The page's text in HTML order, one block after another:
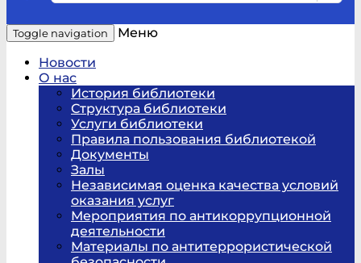
Toggle navigation
Меню
Новости
О нас
История библиотеки
Структура библиотеки
Услуги библиотеки
Правила пользования библиотекой
Документы
Залы
Независимая оценка качества условий
оказания услуг
Мероприятия по антикоррупционной
деятельности
Материалы по антитеррористической